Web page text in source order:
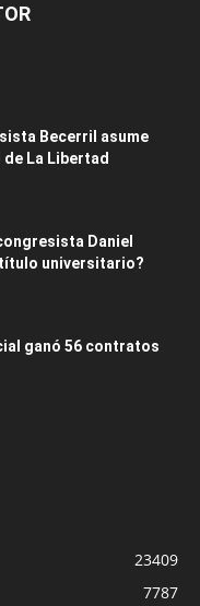
Becerril asume
La Libertad
Daniel
universitario?
ganó 56 contratos
23409
7787